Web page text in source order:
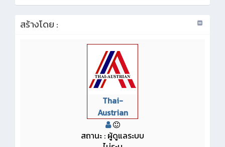
สร้างโดย :
Thai-
Austrian
สถานะ : ผู้ดูแลระบบ